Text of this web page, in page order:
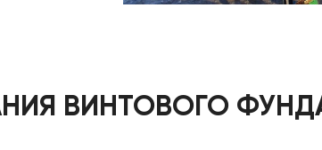
ВИНТОВОГО